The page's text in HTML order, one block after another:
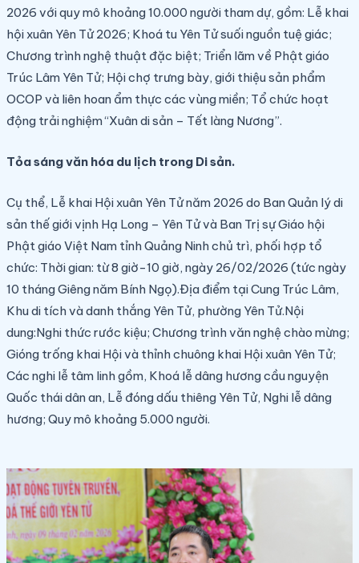
2026 với quy mô khoảng 10.000 người tham dự, gồm: Lễ khai
hội xuân Yên Tử 2026; Khoá tu Yên Tử suối nguồn tuệ giác;
Chương trình nghệ thuật đặc biệt; Triển lãmvề Phật giáo
Trúc Lâm Yên Tử; Hội chợ trưng bày, giới thiệu sản phẩm
OCOP và liên hoan ẩm thực các vùng miền; Tổ chức hoạt
động trải nghiệm “Xuân di sản – Tết làng Nương”.
Tỏa sáng văn hóa du lịch trong Di sản.
Cụ thể, Lễ khai Hội xuân Yên Tử năm 2026 do Ban Quản lý di
sản thế giới vịnh Hạ Long – Yên Tử và Ban Trị sự Giáo hội
Phật giáo Việt Nam tỉnh Quảng Ninh chủ trì, phối hợp tổ
chức: Thời gian: từ 8 giờ-10 giờ, ngày 26/02/2026 (tức ngày
10 tháng Giêng năm Bính Ngọ).Địa điểm tại Cung Trúc Lâm,
Khu di tích và danh thắng Yên Tử, phường Yên Tử.Nội
dung:Nghi thức rước kiệu; Chương trình văn nghệ chào mừng;
Gióng trống khai Hội và thỉnh chuông khai Hội xuân Yên Tử;
Các nghi lễ tâm linh gồm, Khoá lễ dâng hương cầu nguyện
Quốc thái dân an, Lễ đóng dấu thiêng Yên Tử, Nghi lễ dâng
hương; Quy mô khoảng 5.000 người.